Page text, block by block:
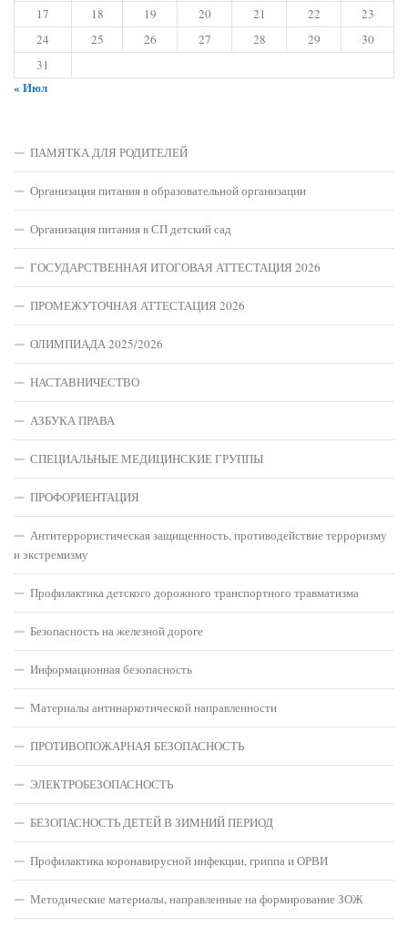
17
18 19 20 21 22
23
24
25 26 27 28 29
30
31
« Июл
ПАМЯТКА ДЛЯ РОДИТЕЛЕЙ
Организация питания в образовательной организации
Организация питания в СП детский сад
ГОСУДАРСТВЕННАЯ ИТОГОВАЯ АТТЕСТАЦИЯ 2026
ПРОМЕЖУТОЧНАЯ АТТЕСТАЦИЯ 2026
ОЛИМПИАДА 2025/2026
НАСТАВНИЧЕСТВО
АЗБУКА ПРАВА
СПЕЦИАЛЬНЫЕ МЕДИЦИНСКИЕ ГРУППЫ
ПРОФОРИЕНТАЦИЯ
Антитеррористическая защищенность, противодействие терроризму
и экстремизму
Профилактика детского дорожного транспортного травматизма
Безопасность на железной дороге
Информационная безопасность
Материалы антинаркотической направленности
ПРОТИВОПОЖАРНАЯ БЕЗОПАСНОСТЬ
ЭЛЕКТРОБЕЗОПАСНОСТЬ
БЕЗОПАСНОСТЬ ДЕТЕЙ В ЗИМНИЙ ПЕРИОД
Профилактика коронавирусной инфекции, гриппа и ОРВИ
Методические материалы, направленные на формирование ЗОЖ